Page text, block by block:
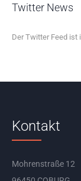
Twitter News
Der Twitter Feed ist
Kontakt
Mohrenstraße 12